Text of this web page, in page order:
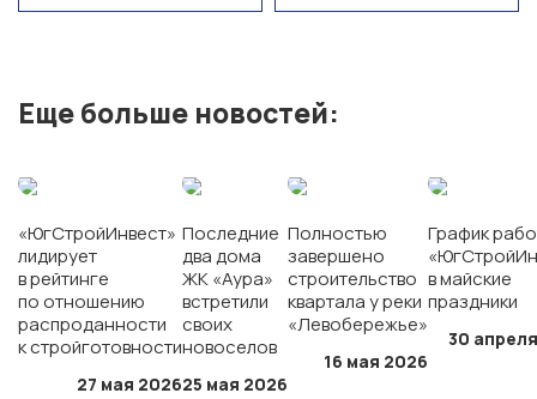
Еще больше новостей:
«ЮгСтройИнвест»
лидирует
в рейтинге
по отношению
распроданности
к стройготовности
27 мая 2026
Последние
два дома
ЖК «Аура»
встретили
своих
новоселов
25 мая 2026
Полностью
завершено
строительство
квартала у реки
«Левобережье»
16 мая 2026
График
в майские
праздники
30
г. Ростов-на-Дону
ЖК «Полет»
ЖК «Персона»
г. Краснодар